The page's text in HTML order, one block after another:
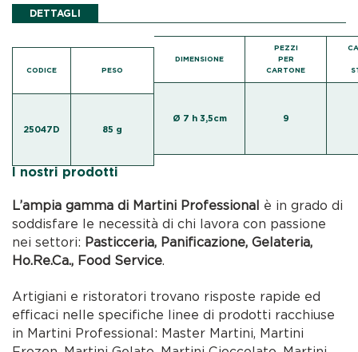
DETTAGLI
CODICE PESO
25047D 85 g
DIMENSIONE
PEZZI
PER
CARTONE
Ø 7 h 3,5cm 9
I nostri prodotti
L’ampia gamma di Martini Professional è in grado di
soddisfare le necessità di chi lavora con passione
nei settori: Pasticceria, Panificazione, Gelateria,
Ho.Re.Ca., Food Service.
Artigiani e ristoratori trovano risposte rapide ed
efficaci nelle specifiche linee di prodotti racchiuse
in Martini Professional: Master Martini, Martini